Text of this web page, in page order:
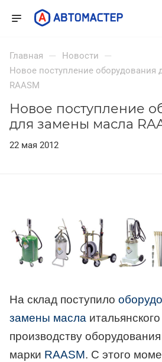
Главная — Новости —
Новое поступление оборудования
RAASM
Новое поступление
для замены масла
22 мая 2012
На склад поступило
замены масла
производству
марки RAASM. C этого